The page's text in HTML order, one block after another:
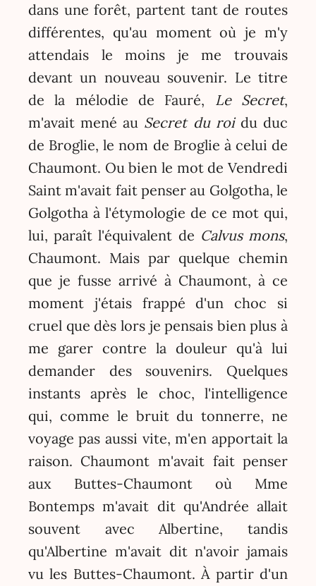
dans une forêt, partent tant de routes
différentes, qu'au moment où je m'y
attendais le moins je me trouvais
devant un nouveau souvenir. Le titre
de la mélodie de Fauré, Le Secret,
m'avait mené au Secret du roidu duc
de Broglie, le nom de Broglie à celui de
Chaumont. Ou bien le mot de Vendredi
Saint m'avait fait penser au Golgotha, le
Golgotha à l'étymologie de ce mot qui,
lui, paraît l'équivalent de Calvus mons,
Chaumont. Mais par quelque chemin
que je fusse arrivé à Chaumont, à ce
moment j'étais frappé d'un choc si
cruel que dès lors je pensais bien plus à
me garer contre la douleur qu'à lui
demander des souvenirs. Quelques
instants après le choc, l'intelligence
qui, comme le bruit du tonnerre, ne
voyage pas aussi vite, m'en apportait la
raison. Chaumont m'avait fait penser
aux Buttes-Chaumont où Mme
Bontemps m'avait dit qu'Andrée allait
souvent avec Albertine, tandis
qu'Albertine m'avait dit n'avoir jamais
vu les Buttes-Chaumont. À partir d'un